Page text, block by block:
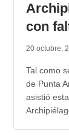
con
20 octubre,
Tal como
de Punta
asistió